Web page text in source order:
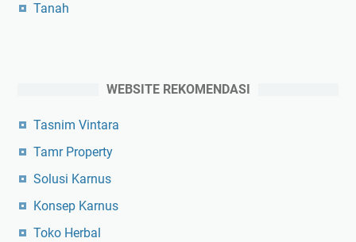
Tanah
WEBSITE REKOMENDASI
Tasnim Vintara
Tamr Property
Solusi Karnus
Konsep Karnus
Toko Herbal